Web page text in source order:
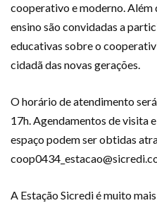
cooperativo e moderno. Além
ensino são convidadas a
educativas sobre o
cidadã das novas gerações.
O horário de atendimento
17h. Agendamentos de visita
espaço podem ser obtidas
A Estação Sicredi é muito